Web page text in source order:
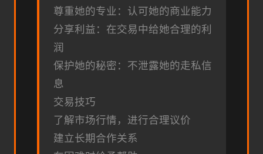
尊重她的专业：认可她的商业能力
分享利益：在交易中给她合理的利
润
保护她的秘密：不泄露她的走私信
息
交易技巧
了解市场行情，进行合理议价
建立长期合作关系